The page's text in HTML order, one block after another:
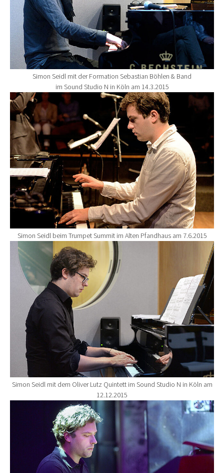
Simon Seidl mit der Formation Sebastian Böhlen & Band
im Sound Studio N in Köln am 14.3.2015
Show larger version for:
Simon Seidl beim Trumpet Summit im Alten Pfandhaus am 7.6.2015
Show larger version for:
Simon Seidl mit dem Oliver Lutz Quintett im Sound Studio N in Köln am
12.12.2015
Show larger version for: